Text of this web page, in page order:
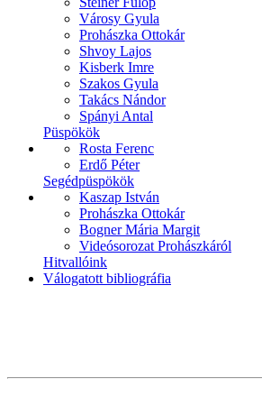
Városy Gyula
Prohászka Ottokár
Shvoy Lajos
Kisberk Imre
Szakos Gyula
Takács Nándor
Spányi Antal
Püspökök
Rosta Ferenc
Erdő Péter
Segédpüspökök
Kaszap István
Prohászka Ottokár
Bogner Mária Margit
Videósorozat Prohászkáról
Hitvallóink
Válogatott bibliográfia